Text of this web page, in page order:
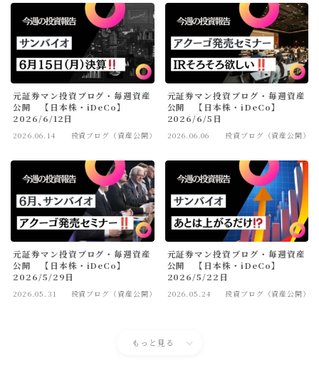
元証券マン投資ブログ・毎週資産
公開 【日本株・iDeCo】
2026/6/12日
2026.06.14 投資ブログ（資産公開）
元証券マン投資ブログ・毎週資産
公開 【日本株・iDeCo】
2026/6/5日
2026.06.06 投資ブログ（資産公開）
元証券マン投資ブログ・毎週資産
公開 【日本株・iDeCo】
2026/5/29日
2026.05.31 投資ブログ（資産公開）
元証券マン投資ブログ・毎週資産
公開 【日本株・iDeCo】
2026/5/22日
2026.05.24 投資ブログ（資産公開）
もっと見る